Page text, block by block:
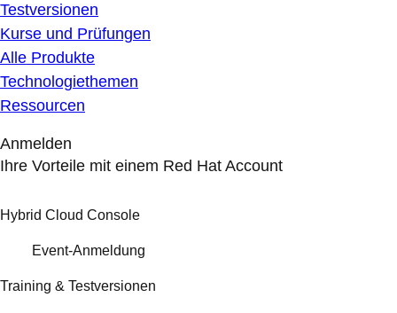
Testversionen
Kurse und Prüfungen
Alle Produkte
Technologiethemen
Ressourcen
Anmelden
Ihre Vorteile mit einem Red Hat Account
Hybrid Cloud Console
Event-Anmeldung
Training & Testversionen